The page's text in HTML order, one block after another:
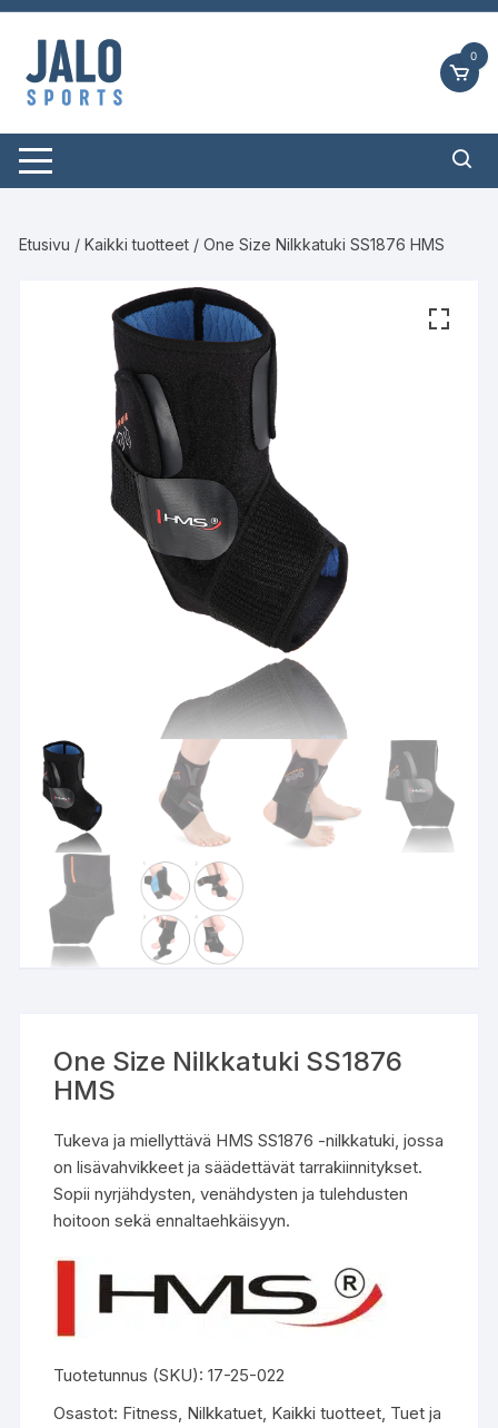
Siirry
suoraan
sisältöön
0
Etusivu /Kaikki tuotteet / One Size Nilkkatuki SS1876 HMS
One Size Nilkkatuki SS1876
HMS
Tukeva ja miellyttävä HMS SS1876 -nilkkatuki, jossa
on lisävahvikkeet ja säädettävät tarrakiinnitykset.
Sopii nyrjähdysten, venähdysten ja tulehdusten
hoitoon sekä ennaltaehkäisyyn.
Tuotetunnus (SKU):17-25-022
Osastot: Fitness, Nilkkatuet, Kaikki tuotteet, Tuet ja